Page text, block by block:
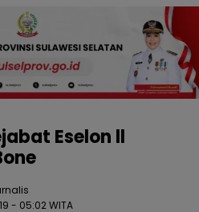
Eselon ll
- 05:02 WITA